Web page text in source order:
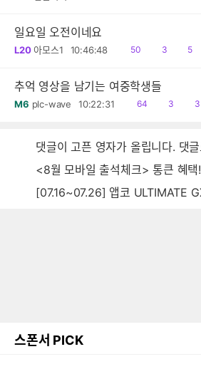
일요일 오전이네요
L20 아모스1 10:46:48
읽
50
공
3
댓
5
추억 영상을 남기는 여중학생들
M6 plc-wave 10:22:31
읽
64
공
3
댓
3
댓글이 고픈 영자가 올립니다. 댓
<8월 모바일 출석체크> 통큰 혜
[07.16~07.26] 앱코 ULTIMATE GX850 80PLUS
스폰서 PICK